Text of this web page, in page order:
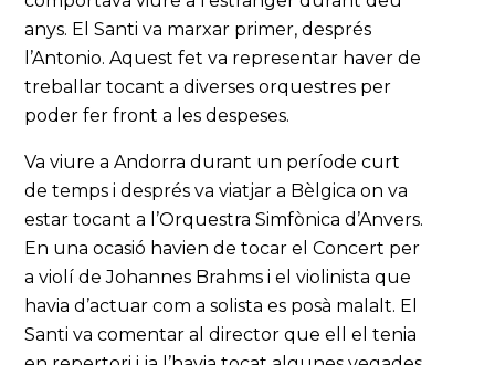
anys. El Santi va marxar primer, després
l’Antonio. Aquest fet va representar haver de
treballar tocant a diverses orquestres per
poder fer front a les despeses.
Va viure a Andorra durant un període curt
de temps i després va viatjar a Bèlgica on va
estar tocant a l’Orquestra Simfònica d’Anvers.
En una ocasió havien de tocar el Concert per
a violí de Johannes Brahms i el violinista que
havia d’actuar com a solista es posà malalt. El
Santi va comentar al director que ell el tenia